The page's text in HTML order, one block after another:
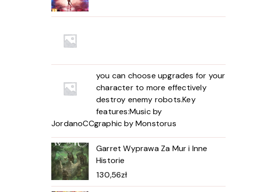
you can choose upgrades for your
character to more effectively
destroy enemy robots.Key
features:Music by
JordanoCCgraphic by Monstorus
Garret Wyprawa Za Mur i Inne
Historie
130,56zł